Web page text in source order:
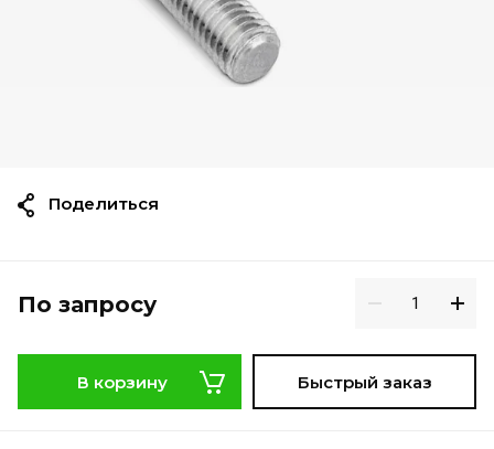
По запросу
В корзину Быстрый заказ
Поделиться